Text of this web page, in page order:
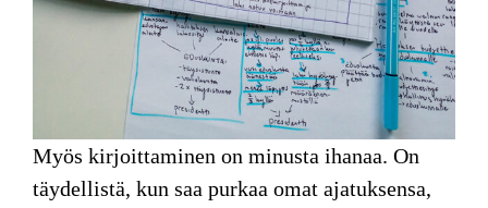
Myös kirjoittaminen on minusta ihanaa. On
täydellistä, kun saa purkaa omat ajatuksensa,